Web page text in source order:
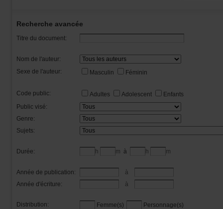
Rechercheavancée
Titredudocument:
Nomdel'auteur:
Sexedel'auteur:
Masculin Féminin
Codepublic: Adultes Adolescent
Enfants
Publicvisé:
Genre:
Sujets:
Durée: h m à h m
Annéedepublication:
à
Annéed'écriture:
à
Distribution: Femme(s)
Personnage(s)